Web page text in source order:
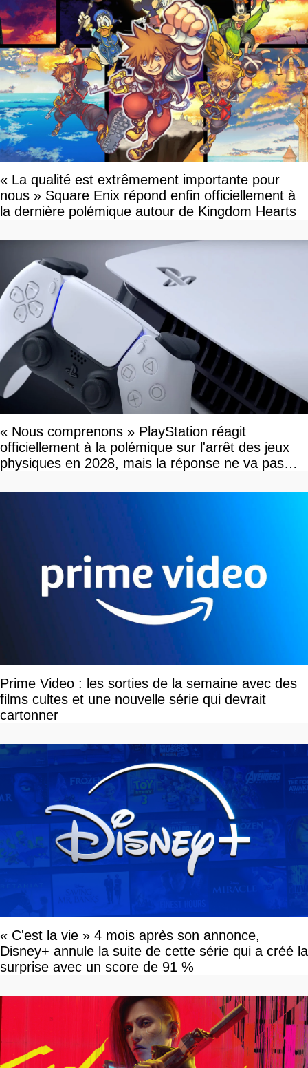
« La qualité est extrêmement importante pour
nous » Square Enix répond enfin officiellement à
la dernière polémique autour de Kingdom Hearts
« Nous comprenons » PlayStation réagit
officiellement à la polémique sur l'arrêt des jeux
physiques en 2028, mais la réponse ne va pas
Prime Video : les sorties de la semaine avec des
films cultes et une nouvelle série qui devrait
cartonner
« C'est la vie » 4 mois après son annonce,
Disney+ annule la suite de cette série qui a créé la
surprise avec un score de 91 %